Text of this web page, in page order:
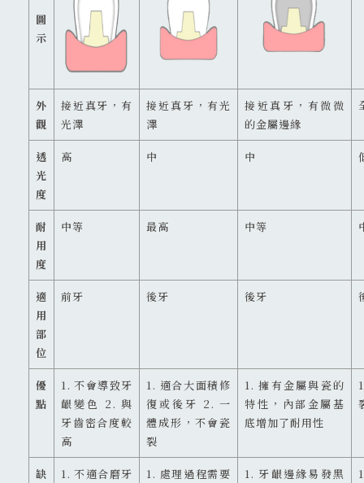
圖
示
外
觀
接近真牙，有
光澤
接近真牙，有光
澤
接近真牙，有微微
的金屬邊緣
透
光
度
高 中 中
耐
用
度
中等 最高 中等
適
用
部
位
前牙 後牙 後牙
優
點
1. 不會導致牙
齦變色 2. 與
牙齒密合度較
高
1. 適合大面積修
復或後牙 2. 一
體成形，不會瓷
裂
1. 擁有金屬與瓷的
特性，內部金屬基
底增加了耐用性
缺 1. 不適合磨牙 1. 處理過程需要 1. 牙齦邊緣易發黑